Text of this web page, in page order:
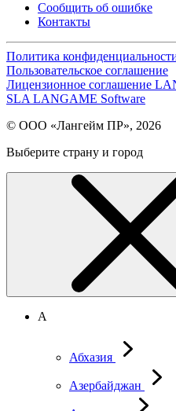
Сообщить об ошибке
Контакты
Политика
Пользовательское соглашение
Лицензионное соглашение
SLA LANGAME Software
© ООО «Лангейм ПР», 2026
Выберите страну и город
А
Абхазия
Азербайджан